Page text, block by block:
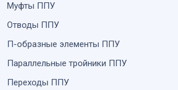
Муфты ППУ
Отводы ППУ
П-образные элементы ППУ
Параллельные тройники ППУ
Переходы ППУ